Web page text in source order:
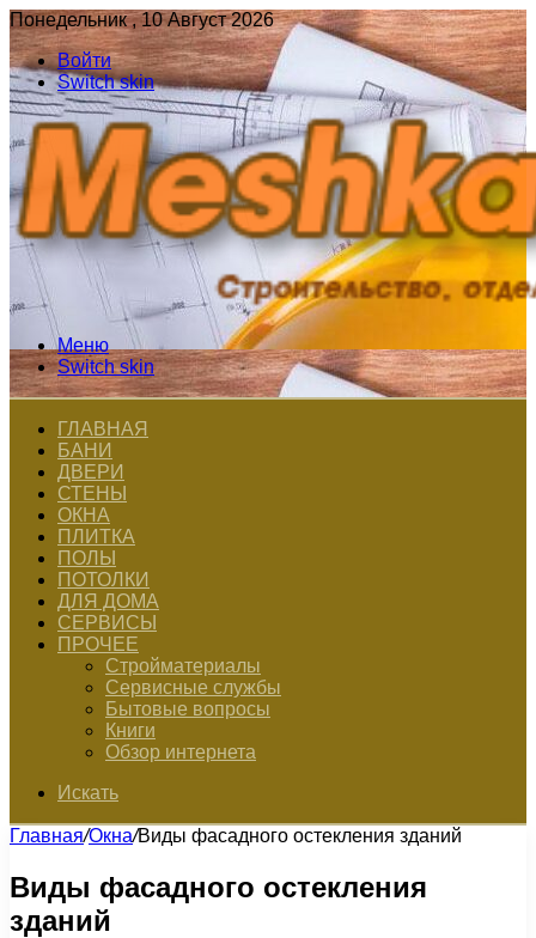
Понедельник , 10 Август 2026
Войти
Switch skin
Меню
Switch skin
ГЛАВНАЯ
БАНИ
ДВЕРИ
СТЕНЫ
ОКНА
ПЛИТКА
ПОЛЫ
ПОТОЛКИ
ДЛЯ ДОМА
СЕРВИСЫ
ПРОЧЕЕ
Стройматериалы
Сервисные службы
Бытовые вопросы
Книги
Обзор интернета
Искать
Главная/Окна/Виды фасадного остекления зданий
Виды фасадного остекления
зданий